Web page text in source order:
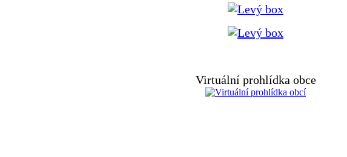
Virtuální prohlídka obce